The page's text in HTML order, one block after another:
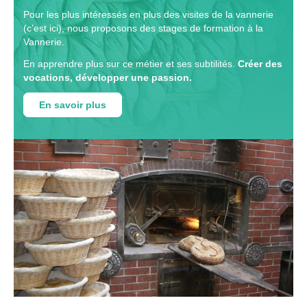
Pour les plus intéressés en plus des visites de la vannerie
(c’est ici), nous proposons des stages de formation à la
Vannerie.
En apprendre plus sur ce métier et ses subtilités. Créer des
vocations, développer une passion.
En savoir plus